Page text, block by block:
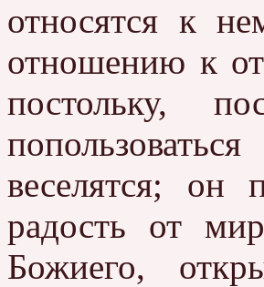
относятся к
отношению к
постольку,
веселятся; он
радость от
Божиего,